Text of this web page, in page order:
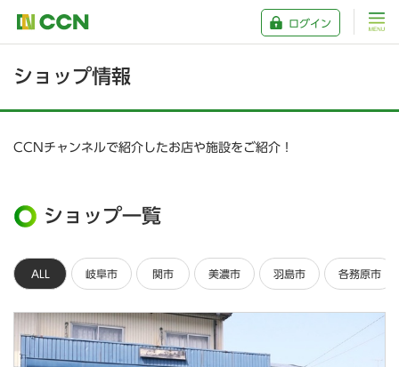
ログイン
ショップ情報
CCNチャンネルで紹介したお店や施設をご紹介！
ショップ一覧
ALL 岐阜市 関市 美濃市 羽島市 各務原市